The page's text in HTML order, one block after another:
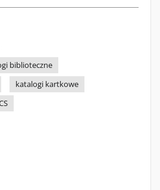
biblioteczne
katalogi kartkowe